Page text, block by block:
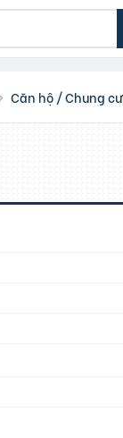
Căn hộ / Chung cư